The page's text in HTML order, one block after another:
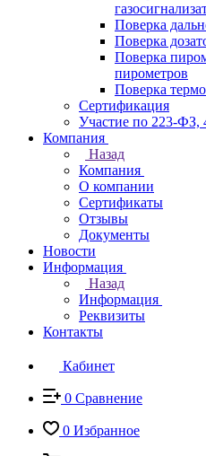
Поверка
Поверка
Поверка
пирометров
Поверка
Сертификация
Участие по 223-
Компания
Назад
Компания
О компании
Сертификаты
Отзывы
Документы
Новости
Информация
Назад
Информация
Реквизиты
Контакты
Кабинет
0 Сравнение
0 Избранное